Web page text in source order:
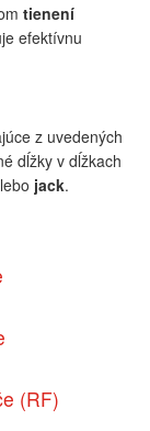
tienení
efektívnu
z uvedených
dĺžky v dĺžkach
jack.
(RF)